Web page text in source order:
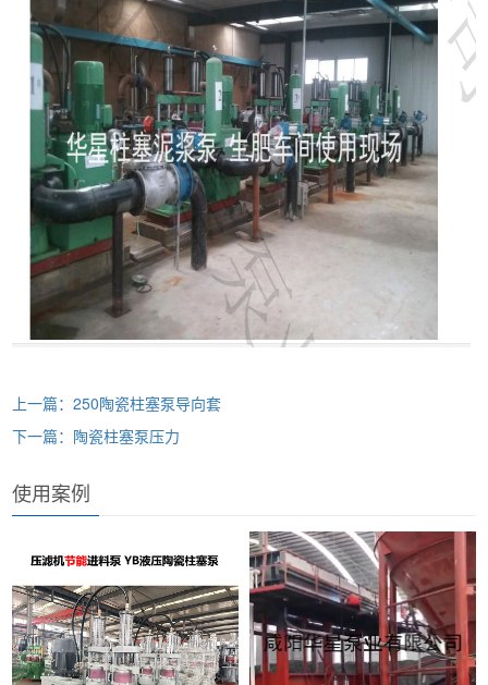
上一篇：250陶瓷柱塞泵导向套
下一篇：陶瓷柱塞泵压力
使用案例